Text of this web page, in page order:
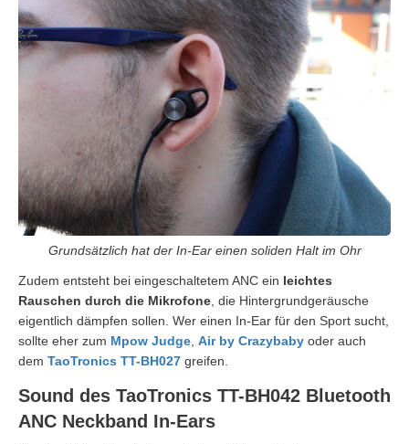
Grundsätzlich hat der In-Ear einen soliden Halt im Ohr
Zudem entsteht bei eingeschaltetem ANC ein leichtes
Rauschen durch die Mikrofone , die Hintergrundgeräusche
eigentlich dämpfen sollen. Wer einen In-Ear für den Sport sucht,
sollte eher zum Mpow Judge Air by Crazybaby oder auch
dem TaoTronics TT-BH027 greifen.
Sound des TaoTronics TT-BH042 Bluetooth
ANC Neckband In-Ears